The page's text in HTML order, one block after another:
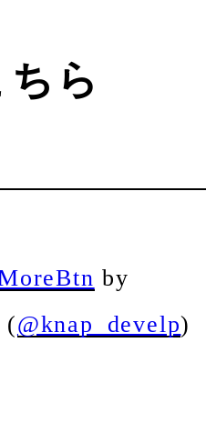
ら
by
(@knap_develp)